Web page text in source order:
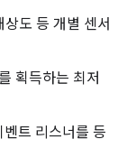
도 등 개별 센서
획득하는 최저
트 리스너를 등